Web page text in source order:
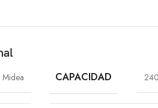
interna).
Midea CAPACIDAD